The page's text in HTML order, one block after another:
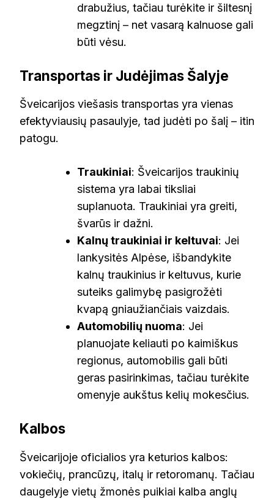
drabužius, tačiau turėkite ir šiltesnį
megztinį – net vasarą kalnuose gali
būti vėsu.
Transportas ir Judėjimas Šalyje
Šveicarijos viešasis transportas yra vienas
efektyviausių pasaulyje, tad judėti po šalį – itin
patogu.
Traukiniai: Šveicarijos traukinių
sistema yra labai tiksliai
suplanuota. Traukiniai yra greiti,
švarūs ir dažni.
Kalnų traukiniai ir keltuvai: Jei
lankysitės Alpėse, išbandykite
kalnų traukinius ir keltuvus, kurie
suteiks galimybę pasigrožėti
kvapą gniaužiančiais vaizdais.
Automobilių nuoma: Jei
planuojate keliauti po kaimiškus
regionus, automobilis gali būti
geras pasirinkimas, tačiau turėkite
omenyje aukštus kelių mokesčius.
Kalbos
Šveicarijoje oficialios yra keturios kalbos:
vokiečių, prancūzų, italų ir retoromanų. Tačiau
daugelyje vietų žmonės puikiai kalba anglų